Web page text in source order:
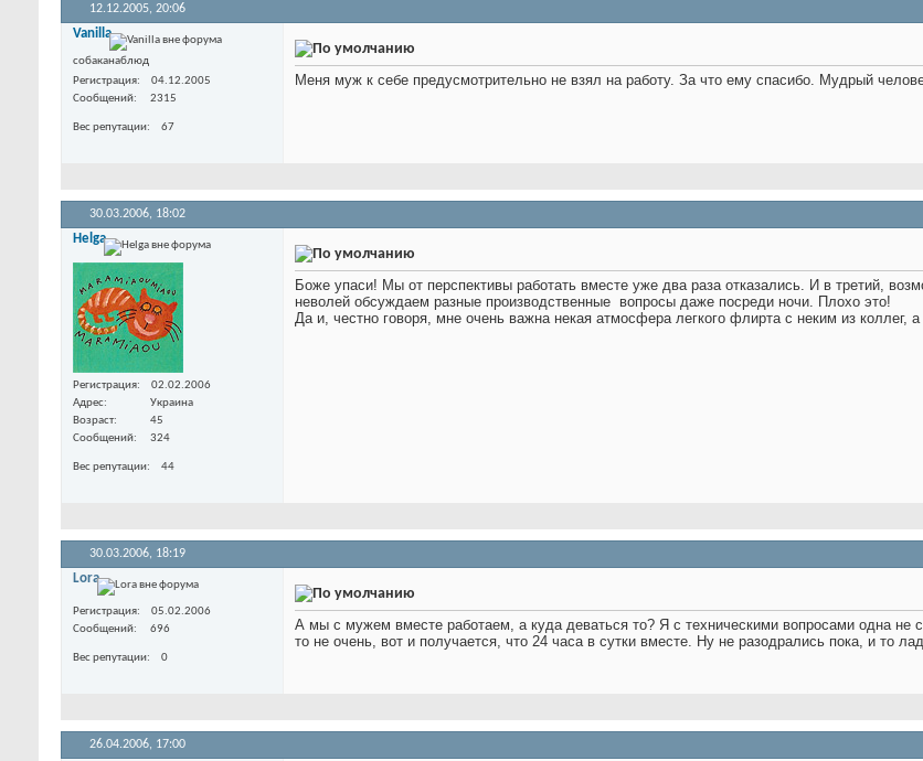
12.12.2005, 20:06
Vanilla
собаканаблюд
Регистрация
04.12.2005
Сообщений
2315
Вес репутации 67
Меня муж к себе предусмотрительно не взял на работу. За что ему спасибо. Мудрый
30.03.2006, 18:02
Helga
Регистрация
02.02.2006
Адрес
Украина
Возраст
45
Сообщений
324
Вес репутации 44
Боже упаси! Мы от перспективы работать вместе уже два раза отказались. И в третий,
неволей обсуждаем разные производственные вопросы даже посреди ночи. Плохо это!
Да и, честно говоря, мне очень важна некая атмосфера легкого флирта с неким из
30.03.2006, 18:19
Lora
Регистрация
05.02.2006
Сообщений
696
Вес репутации 0
А мы с мужем вместе работаем, а куда деваться то? Я с техническими вопросами одна
то не очень, вот и получается, что 24 часа в сутки вместе. Ну не разодрались пока, и то
26.04.2006, 17:00